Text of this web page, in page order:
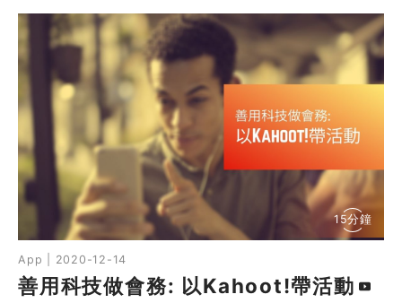
App | 2020-12-14
15分鐘
善用科技做會務: 以Kahoot!帶活動